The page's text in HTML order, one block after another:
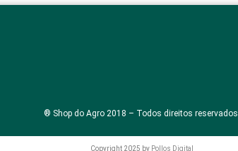
® Shop do Agro 2018 – Todos direitos reservados.
Copyright 2025 by Pollos Digital